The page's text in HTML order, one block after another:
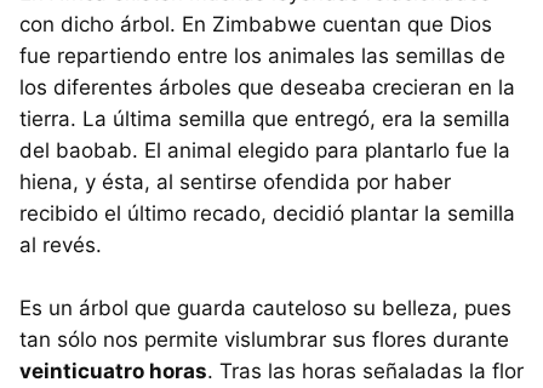
con dicho árbol. En Zimbabwe cuentan que Dios
fue repartiendo entre los animales las semillas de
los diferentes árboles que deseaba crecieran en la
tierra. La última semilla que entregó, era la semilla
del baobab. El animal elegido para plantarlo fue la
hiena, y ésta, al sentirse ofendida por haber
recibido el último recado, decidió plantar la semilla
al revés.
Es un árbol que guarda cauteloso su belleza, pues
tan sólo nos permite vislumbrar sus flores durante
veinticuatro horas. Tras las horas señaladas la flor